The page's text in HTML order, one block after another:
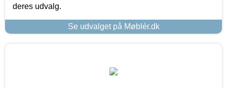
deres udvalg.
Se udvalget på Møblér.dk